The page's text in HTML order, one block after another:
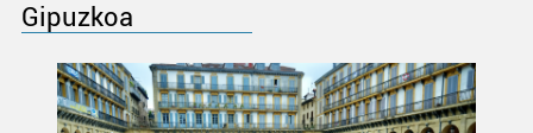
Gipuzkoa